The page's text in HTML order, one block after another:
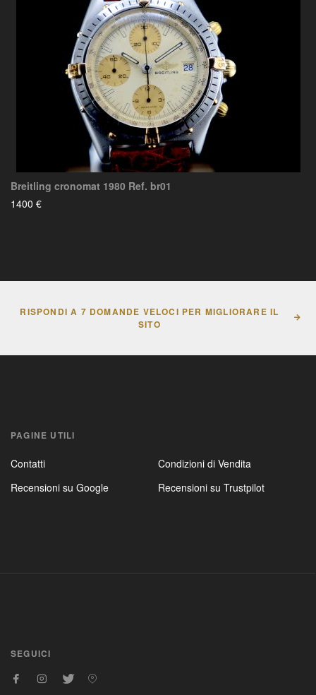
Breitling cronomat 1980 Ref. br01
1400 €
RISPONDI A 7 DOMANDE VELOCI PER MIGLIORARE IL
SITO
PAGINE UTILI
Contatti
Condizioni di Vendita
Recensioni su Google
Recensioni su Trustpilot
SEGUICI